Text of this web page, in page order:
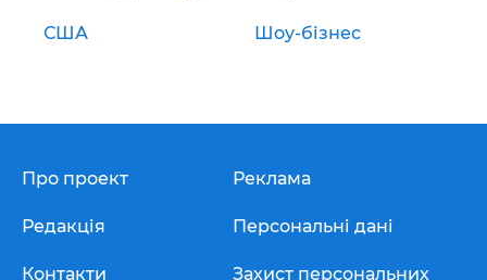
США Шоу-бізнес
Про проект
Редакція
Контакти
Реклама
Персональні дані
Захист персональних